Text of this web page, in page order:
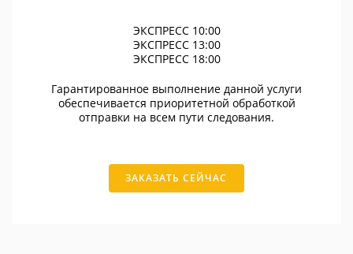
ЭКСПРЕСС 10:00
ЭКСПРЕСС 13:00
ЭКСПРЕСС 18:00
Гарантированное выполнение данной услуги
обеспечивается приоритетной обработкой
отправки на всем пути следования.
ЗАКАЗАТЬ СЕЙЧАС